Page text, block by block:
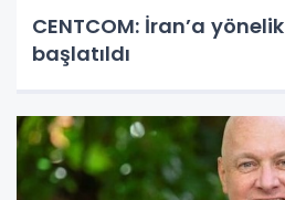
CENTCOM: İran’a
başlatıldı